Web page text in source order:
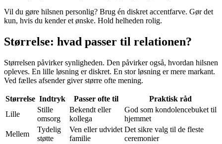
Vil du gøre hilsnen personlig? Brug én diskret accentfarve. Gør det
kun, hvis du kender et ønske. Hold helheden rolig.
Størrelse: hvad passer til relationen?
Størrelsen påvirker synligheden. Den påvirker også, hvordan hilsnen
opleves. En lille løsning er diskret. En stor løsning er mere markant.
Ved fælles afsender giver større ofte mening.
Størrelse Indtryk Passer ofte til
Praktisk råd
Lille
Stille
omsorg
Bekendt eller
kollega
God som kondolencebuket til
hjemmet
Mellem
Tydelig
støtte
Ven eller udvidet
familie
Det sikre valg til de fleste
ceremonier